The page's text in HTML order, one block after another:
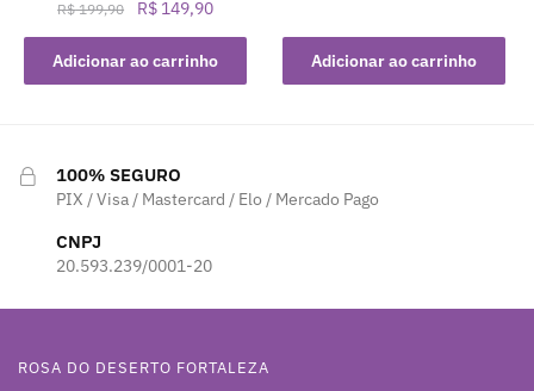
R$199,90
O
preço
original
era:
R$ 149,90O
preço
atual
é:
Adicionar ao carrinho Adicionar ao carrinho
100% SEGURO
PIX / Visa / Mastercard / Elo / Mercado Pago
CNPJ
20.593.239/0001-20
ROSA DO DESERTO FORTALEZA